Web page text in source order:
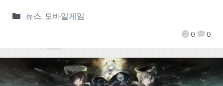
0 0
뉴스 모바일게임